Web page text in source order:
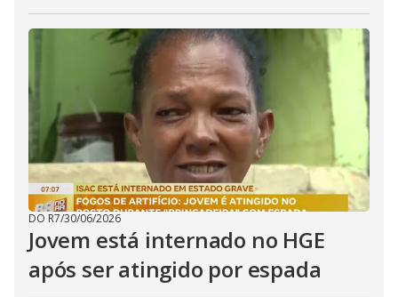
DO R7/30/06/2026
Jovem está internado no HGE
após ser atingido por espada